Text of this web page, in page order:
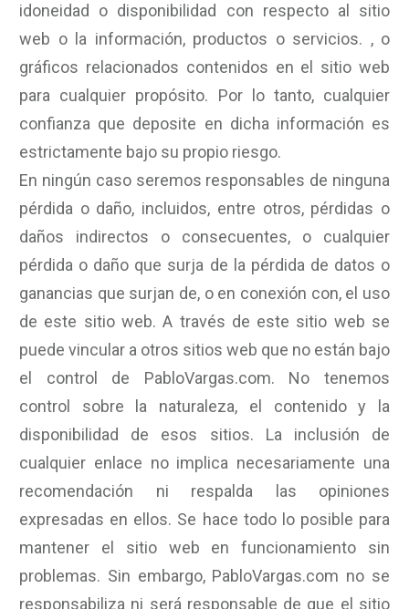
idoneidad o disponibilidad con respecto al sitio
web o la información, productos o servicios. , o
gráficos relacionados contenidos en el sitio web
para cualquier propósito. Por lo tanto, cualquier
confianza que deposite en dicha información es
estrictamente bajo su propio riesgo.
En ningún caso seremos responsables de ninguna
pérdida o daño, incluidos, entre otros, pérdidas o
daños indirectos o consecuentes, o cualquier
pérdida o daño que surja de la pérdida de datos o
ganancias que surjan de, o en conexión con, el uso
de este sitio web. A través de este sitio web se
puede vincular a otros sitios web que no están bajo
el control de PabloVargas.com. No tenemos
control sobre la naturaleza, el contenido y la
disponibilidad de esos sitios. La inclusión de
cualquier enlace no implica necesariamente una
recomendación ni respalda las opiniones
expresadas en ellos. Se hace todo lo posible para
mantener el sitio web en funcionamiento sin
problemas. Sin embargo, PabloVargas.com no se
responsabiliza ni será responsable de que el sitio